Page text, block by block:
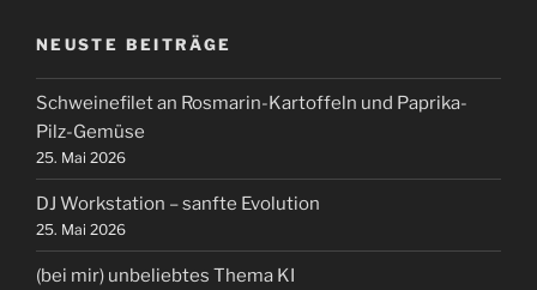
NEUSTE BEITRÄGE
Schweinefilet an Rosmarin-Kartoffeln und Paprika-
Pilz-Gemüse
25. Mai 2026
DJ Workstation – sanfte Evolution
25. Mai 2026
(bei mir) unbeliebtes Thema KI